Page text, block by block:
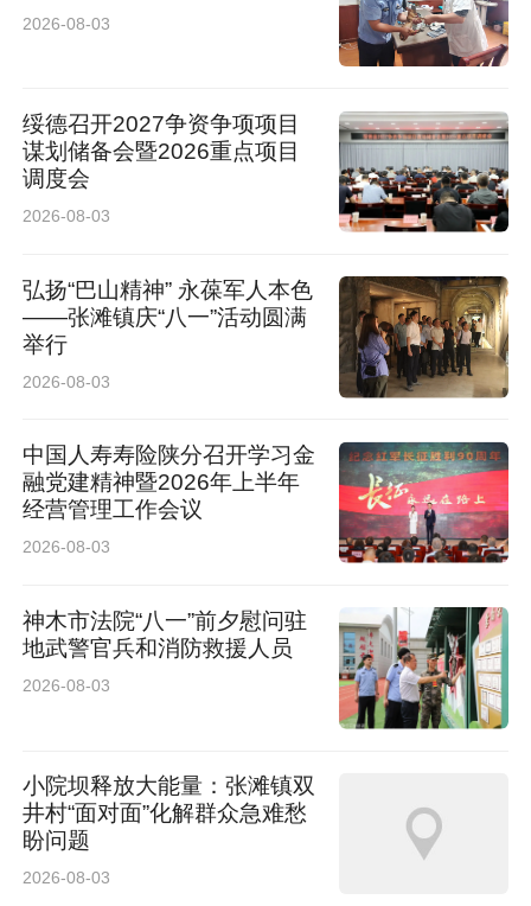
2026-08-03
绥德召开2027争资争项项目
谋划储备会暨2026重点项目
调度会
2026-08-03
弘扬“巴山精神” 永葆军人本色
——张滩镇庆“八一”活动圆满
举行
2026-08-03
中国人寿寿险陕分召开学习金
融党建精神暨2026年上半年
经营管理工作会议
2026-08-03
神木市法院“八一”前夕慰问驻
地武警官兵和消防救援人员
2026-08-03
小院坝释放大能量：张滩镇双
井村“面对面”化解群众急难愁
盼问题
2026-08-03